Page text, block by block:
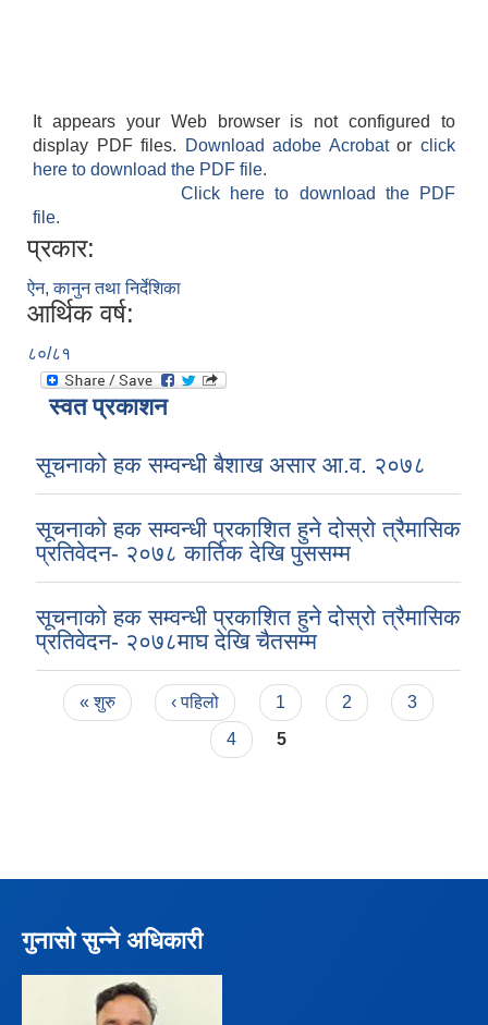
It appears your Web browser is not configured to
display PDF files.
Download adobe Acrobatorclick
here to download the PDF file.
Click here to download the PDF
file.
प्रकार:
ऐन, कानुन तथा निर्देशिका
आर्थिक वर्ष:
८०/८१
स्वत प्रकाशन
सूचनाको हक सम्वन्धी बैशाख असार आ.व. २०७८
सूचनाको हक सम्वन्धी प्रकाशित हुने दोस्रो त्रैमासिक
प्रतिवेदन- २०७८ कार्तिक देखि पुससम्म
सूचनाको हक सम्वन्धी प्रकाशित हुने दोस्रो त्रैमासिक
प्रतिवेदन- २०७८माघ देखि चैतसम्म
Pages
« शुरु ‹ पहिलो 1 2
3
4
5
गुनासो सुन्ने अधिकारी